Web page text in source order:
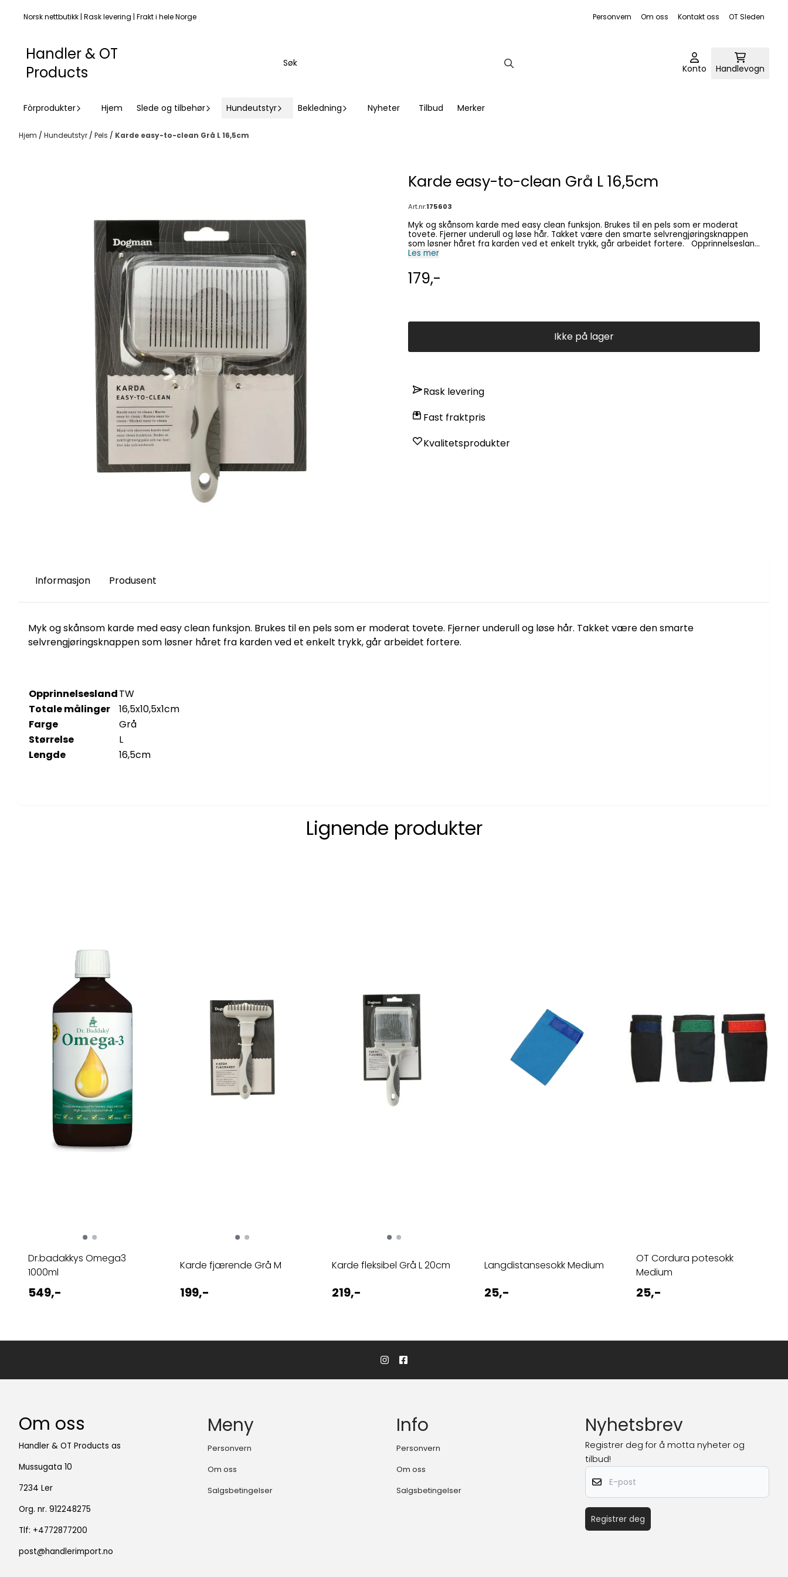
Hopp til innhold
Norsk nettbutikk | Rask levering | Frakt i hele Norge Personvern Om oss Kontakt oss OT Sleden
Handler & OT
Products
Konto Handlevogn
Fòrprodukter Hjem Slede og tilbehør Hundeutstyr Bekledning Nyheter Tilbud Merker
Hjem / Hundeutstyr / Pels / Karde easy-to-clean Grå L 16,5cm
Karde easy-to-clean Grå L 16,5cm
Art.nr:175603
Myk og skånsom karde med easy clean funksjon. Brukes til en pels som er moderat
tovete. Fjerner underull og løse hår. Takket være den smarte selvrengjøringsknappen
som løsner håret fra karden ved et enkelt trykk, går arbeidet fortere. Opprinnelsesland
Les mer
179,-
Ikke på lager
Rask levering
Fast fraktpris
Kvalitetsprodukter
Informasjon Produsent
Myk og skånsom karde med easy clean funksjon. Brukes til en pels som er moderat tovete. Fjerner underull og løse hår. Takket være den smarte
selvrengjøringsknappen som løsner håret fra karden ved et enkelt trykk, går arbeidet fortere.
OpprinnelseslandTW
Totale målinger
16,5x10,5x1cm
Farge
Grå
Størrelse
L
Lengde
16,5cm
Lignende produkter
Dr.badakkys Omega3
1000ml
549,-
På lager
Karde fjærende Grå M
199,-
Ikke på lager
Karde fleksibel Grå L 20cm
219,-
Langdistansesokk Medium
25,-
OT Cordura potesokk
Medium
25,-
Om oss
Handler & OT Products as
Mussugata 10
7234 Ler
Org. nr. 912248275
Tlf: +4772877200
post@handlerimport.no
Meny
Personvern
Om oss
Salgsbetingelser
Info
Personvern
Om oss
Salgsbetingelser
Nyhetsbrev
Registrer deg for å motta nyheter og
tilbud!
E-post
Registrer deg